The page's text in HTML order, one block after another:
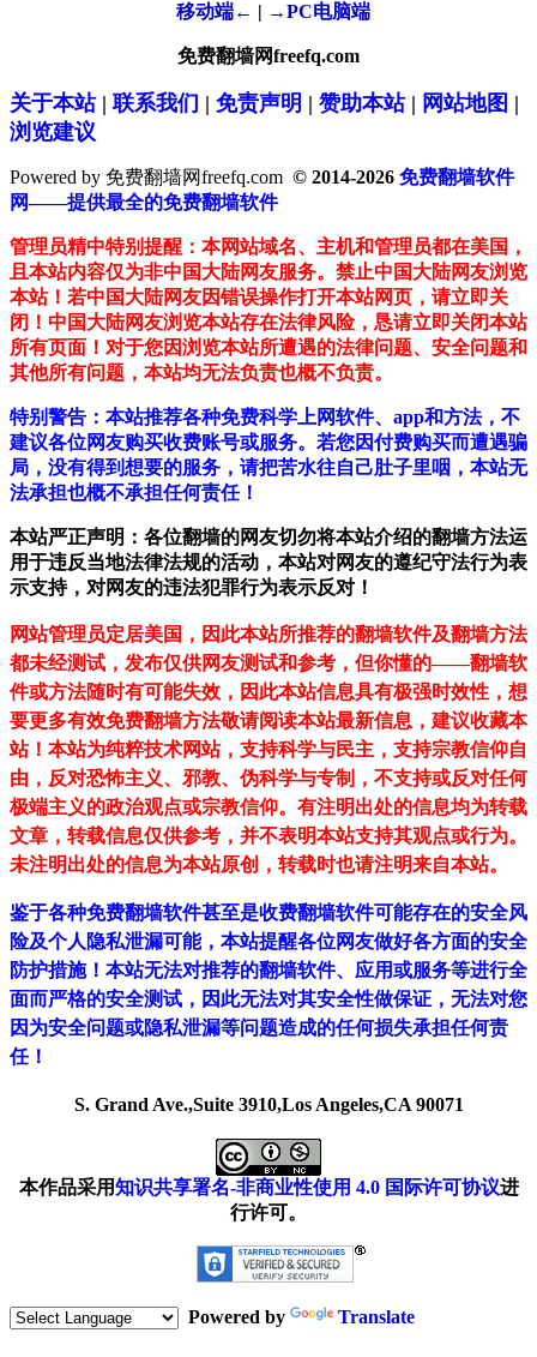
移动端← | →PC电脑端
免费翻墙网freefq.com
关于本站| 联系我们 | 免责声明 | 赞助本站| 网站地图 |
浏览建议
Powered by 免费翻墙网freefq.com © 2014-2026 免费翻墙软件
网——提供最全的免费翻墙软件
管理员精中特别提醒：本网站域名、主机和管理员都在美国，
且本站内容仅为非中国大陆网友服务。禁止中国大陆网友浏览
本站！若中国大陆网友因错误操作打开本站网页，请立即关
闭！中国大陆网友浏览本站存在法律风险，恳请立即关闭本站
所有页面！对于您因浏览本站所遭遇的法律问题、安全问题和
其他所有问题，本站均无法负责也概不负责。
特别警告：本站推荐各种免费科学上网软件、app和方法，不
建议各位网友购买收费账号或服务。若您因付费购买而遭遇骗
局，没有得到想要的服务，请把苦水往自己肚子里咽，本站无
法承担也概不承担任何责任！
本站严正声明：各位翻墙的网友切勿将本站介绍的翻墙方法运
用于违反当地法律法规的活动，本站对网友的遵纪守法行为表
示支持，对网友的违法犯罪行为表示反对！
网站管理员定居美国，因此本站所推荐的翻墙软件及翻墙方法
都未经测试，发布仅供网友测试和参考，但你懂的——翻墙软
件或方法随时有可能失效，因此本站信息具有极强时效性，想
要更多有效免费翻墙方法敬请阅读本站最新信息，建议收藏本
站！ 本站为纯粹技术网站，支持科学与民主，支持宗教信仰自
由，反对恐怖主义、邪教、伪科学与专制，不支持或反对任何
极端主义的政治观点或宗教信仰。有注明出处的信息均为转载
文章，转载信息仅供参考，并不表明本站支持其观点或行为。
未注明出处的信息为本站原创，转载时也请注明来自本站。
鉴于各种免费翻墙软件甚至是收费翻墙软件可能存在的安全风
险及个人隐私泄漏可能，本站提醒各位网友做好各方面的安全
防护措施！本站无法对推荐的翻墙软件、应用或服务等进行全
面而严格的安全测试，因此无法对其安全性做保证，无法对您
因为安全问题或隐私泄漏等问题造成的任何损失承担任何责
任！
S. Grand Ave.,Suite 3910,Los Angeles,CA 90071
本作品采用知识共享署名-非商业性使用 4.0 国际许可协议进
行许可。
Powered by Translate